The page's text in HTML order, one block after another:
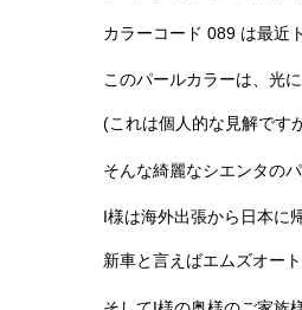
カラーコード 089 は最近
このパールカラーは、光
(これは個人的な見解です
そんな綺麗なシエンタの
I様は海外出張から日本に
新車と言えばエムズオート